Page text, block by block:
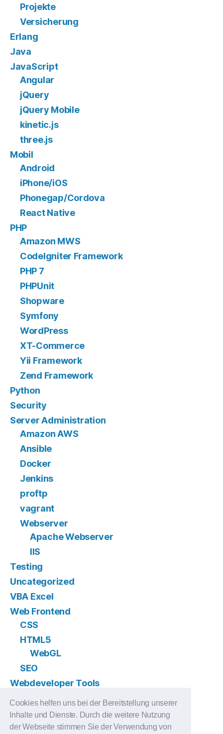
Cookies helfen uns bei der Bereitstellung unserer
Inhalte und Dienste. Durch die weitere Nutzung
der Webseite stimmen Sie der Verwendung von
Projekte
Versicherung
Erlang
Java
JavaScript
Angular
jQuery
jQuery Mobile
kinetic.js
three.js
Mobil
Android
iPhone/iOS
Phonegap/Cordova
React Native
PHP
Amazon MWS
CodeIgniter Framework
PHP 7
PHPUnit
Shopware
Symfony
WordPress
XT-Commerce
Yii Framework
Zend Framework
Python
Security
Server Administration
Amazon AWS
Ansible
Docker
Jenkins
proftp
vagrant
Webserver
Apache Webserver
IIS
Testing
Uncategorized
VBA Excel
Web Frontend
CSS
HTML5
WebGL
SEO
Webdeveloper Tools
Subversion